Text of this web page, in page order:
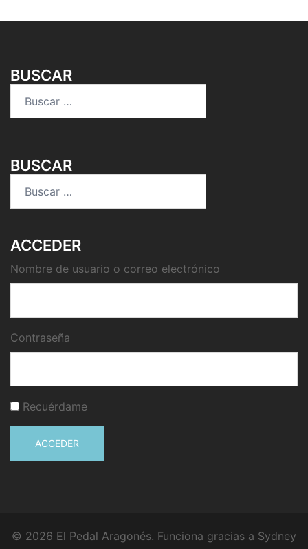
BUSCAR
BUSCAR
ACCEDER
Nombre de usuario o correo electrónico
Contraseña
Recuérdame
ACCEDER
© 2026 El Pedal Aragonés. Funciona gracias a Sydney